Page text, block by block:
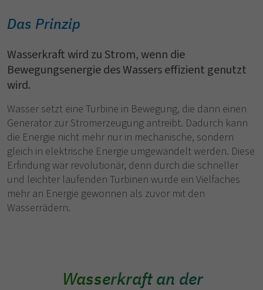
Das Prinzip
Wasserkraft wird zu Strom, wenn die
Bewegungsenergie des Wassers effizient genutzt
wird.
Wasser setzt eine Turbine in Bewegung, die dann einen
Generator zur Stromerzeugung antreibt. Dadurch kann
die Energie nicht mehr nur in mechanische, sondern
gleich in elektrische Energie umgewandelt werden. Diese
Erfindung war revolutionär, denn durch die schneller
und leichter laufenden Turbinen wurde ein Vielfaches
mehr an Energie gewonnen als zuvor mit den
Wasserrädern.
Wasserkraft an der